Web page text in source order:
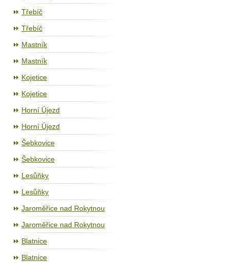
Třebíč
Třebíč
Mastník
Mastník
Kojetice
Kojetice
Horní Újezd
Horní Újezd
Šebkovice
Šebkovice
Lesůňky
Lesůňky
Jaroměřice nad Rokytnou
Jaroměřice nad Rokytnou
Blatnice
Blatnice